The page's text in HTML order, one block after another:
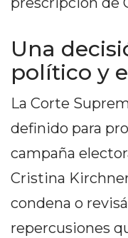
DE
PERGAMINO
TIENDA
ONLINE
DEPORTIVOS
EN
PERGAMINO:
Una
político y
La Corte
definido para
campaña
Cristina
condena o
repercusiones